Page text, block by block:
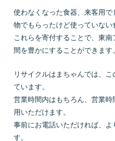
使わなくなった食器、来客用
物でもらったけど使っていない
これらを寄付することで、東
間を豊かにすることができます。
リサイクルはまちゃんでは、
ています。
営業時間内はもちろん、営業
用いただけます。
事前にお電話いただければ、
す。